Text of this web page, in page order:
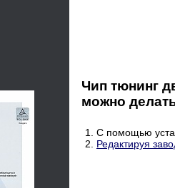
Чип тюнинг
можно
1. С помощью
2. Редактируя